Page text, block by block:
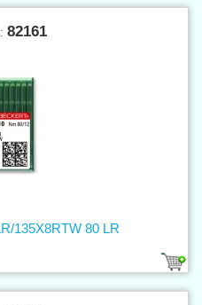
82161
135X8RTW 80 LR